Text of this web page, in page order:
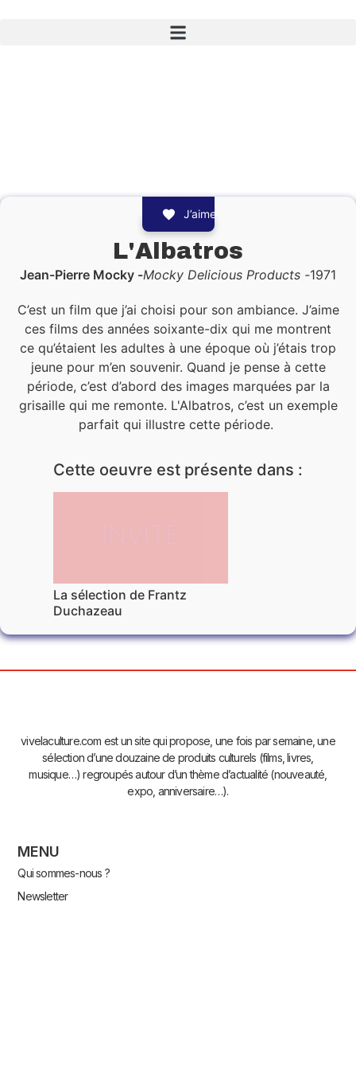
J’aime
L'Albatros
Jean-Pierre Mocky Mocky Delicious Products 1971
C’est un film que j’ai choisi pour son ambiance. J’aime
ces films des années soixante-dix qui me montrent
ce qu’étaient les adultes à une époque où j’étais trop
jeune pour m’en souvenir. Quand je pense à cette
période, c’est d’abord des images marquées par la
grisaille qui me remonte. L'Albatros, c’est un exemple
parfait qui illustre cette période.
Cette oeuvre est présente dans :
La sélection de Frantz
Duchazeau
vivelaculture.com est un site qui propose, une fois par semaine, une
sélection d’une douzaine de produits culturels (films, livres,
musique…) regroupés autour d’un thème d’actualité (nouveauté,
expo, anniversaire…).
MENU
Qui sommes-nous ?
Newsletter